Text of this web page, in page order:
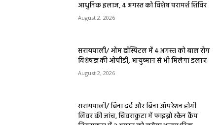
9 अगस्त को सरायपाली के ओम हॉस्पिटल में जनरल मेडिसिन विशेषज्ञ डॉ. एस. कुमार देंगे
सेवाएं सरायपाली। ओम हॉस्पिटल, सरायपाली में रविवार, 9 अगस्त 2026...
आधुनिक इलाज, 4 अगस्त को विशेष परामर्श शिविर
August 2, 2026
विशेषज्ञ की ओपीडी, आयुष्मान से भी मिलेगा इलाज
August 2, 2026